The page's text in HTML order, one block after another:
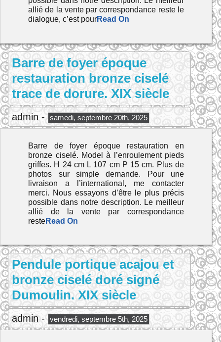
allié de la vente par correspondance reste le
dialogue, c’est pourRead On
Barre de foyer époque
restauration bronze ciselé
trace de dorure. XIX siècle
admin - samedi, septembre 20th, 2025
Barre de foyer époque restauration en
bronze ciselé. Model à l’enroulement pieds
griffes. H 24 cm L 107 cm P 15 cm. Plus de
photos sur simple demande. Pour une
livraison a l’international, me contacter
merci. Nous essayons d’être le plus précis
possible dans notre description. Le meilleur
allié de la vente par correspondance
resteRead On
Pendule portique acajou et
bronze ciselé doré signé
Dumoulin. XIX siècle
admin - vendredi, septembre 5th, 2025